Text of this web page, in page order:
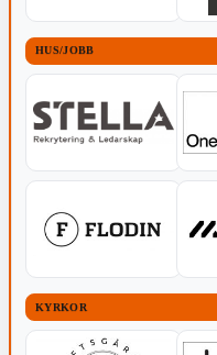
HUS/JOBB
KYRKOR